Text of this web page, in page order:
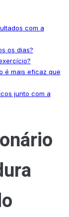
com a
os dias?
é mais eficaz que
junto com a